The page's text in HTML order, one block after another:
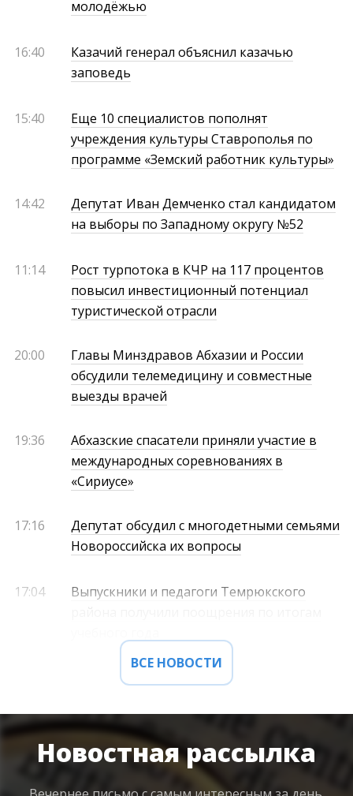
молодёжью
16:40
Казачий генерал объяснил казачью
заповедь
15:40
Еще 10 специалистов пополнят
учреждения культуры Ставрополья по
программе «Земский работник культуры»
14:42
Депутат Иван Демченко стал кандидатом
на выборы по Западному округу №52
11:14
Рост турпотока в КЧР на 117 процентов
повысил инвестиционный потенциал
туристической отрасли
20:00
Главы Минздравов Абхазии и России
обсудили телемедицину и совместные
выезды врачей
19:36
Абхазские спасатели приняли участие в
международных соревнованиях в
«Сириусе»
17:16
Депутат обсудил с многодетными семьями
Новороссийска их вопросы
17:04
Выпускники и педагоги Темрюкского
ВСЕ НОВОСТИ
Новостная рассылка